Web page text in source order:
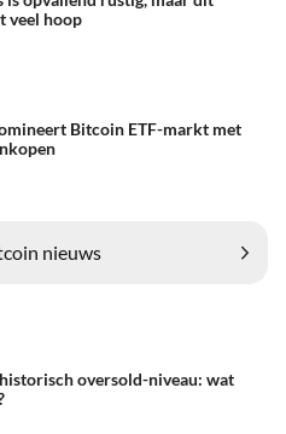
veel hoop
Bitcoin ETF-markt met
nieuws
oversold-niveau: wat